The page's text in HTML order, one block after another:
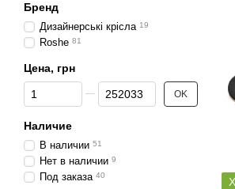
Бренд
Дизайнерські крісла 19
Roshe 81
Цена, грн
От Цена, грн
До Цена, грн OK
Наличие
В наличии 51
Нет в наличии 9
Под заказа 40